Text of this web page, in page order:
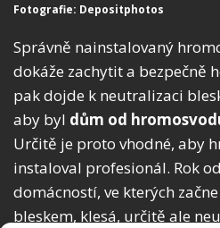
Fotografie: Depositphotos
Správně nainstalovaný
dokáže zachytit a bezpečně
pak dojde k neutralizaci
aby byl dům od
Určitě je proto vhodné, aby
instaloval profesionál. Rok
domácností, ve kterých
bleskem, klesá, určitě ale